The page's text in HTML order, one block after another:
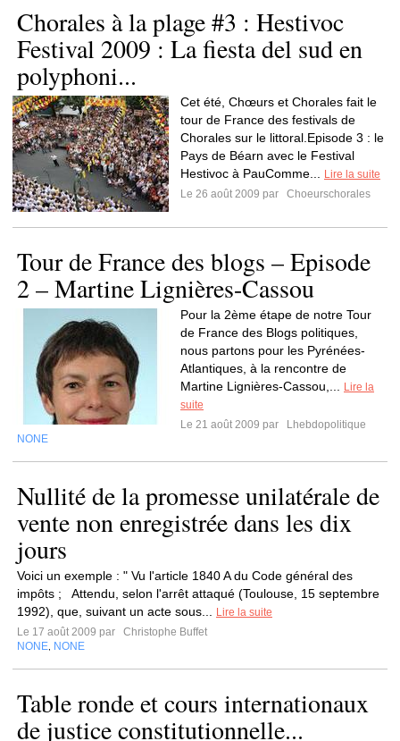
Chorales à la plage #3 : Hestivoc
Festival 2009 : La fiesta del sud en
polyphoni...
Cet été, Chœurs et Chorales fait le
tour de France des festivals de
Chorales sur le littoral.Episode 3 : le
Pays de Béarn avec le Festival
Hestivoc à PauComme...
Lire la suite
Le 26 août 2009 par
Choeurschorales
Tour de France des blogs – Episode
2 – Martine Lignières-Cassou
Pour la 2ème étape de notre Tour
de France des Blogs politiques,
nous partons pour les Pyrénées-
Atlantiques, à la rencontre de
Martine Lignières-Cassou,...
Lire la
suite
Le 21 août 2009 par
Lhebdopolitique
NONE
Nullité de la promesse unilatérale de
vente non enregistrée dans les dix
jours
Voici un exemple : " Vu l'article 1840 A du Code général des
impôts ; Attendu, selon l'arrêt attaqué (Toulouse, 15 septembre
1992), que, suivant un acte sous...
Lire la suite
Le 17 août 2009 par
Christophe Buffet
NONE NONE
Table ronde et cours internationaux
de justice constitutionnelle...